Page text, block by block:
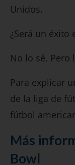
Unidos.
¿Será un éxito
No lo sé. Pero
Para explicar
de la liga de
fútbol
Más
Bowl